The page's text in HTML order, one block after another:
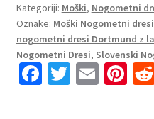
Domači
2023
Kratek
Rokav
+
Kategoriji: Moški, Nogometni
Oznake: Moški Nogometni dresi
nogometni dresi Dortmund z
Nogometni Dresi, Slovenski
Fa T E Pi